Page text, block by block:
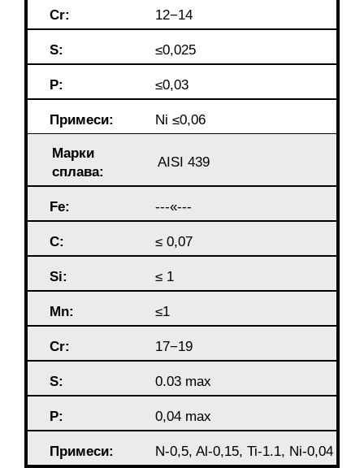
Cr: 12−14
S: ≤0,025
P: ≤0,03
Примеси: Ni ≤0,06
Марки
сплава:
AISI 439
Fe: ---«---
C: ≤ 0,07
Si: ≤ 1
Mn: ≤1
Cr: 17−19
S: 0.03 max
P: 0,04 max
Примеси: N-0,5, Al-0,15, Ti-1.1, Ni-0,04